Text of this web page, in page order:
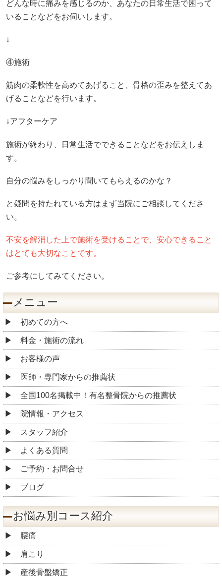
どんな時に痛みを感じるのか、あなたの日常生活で困って
いることなどをお伺いします。
↓
④施術
筋肉の柔軟性を高めてあげること、骨格の歪みを整えてあ
げることなどを行います。
↓アフターケア
施術が終わり、日常生活でできることなどをお伝えしま
す。
自分の悩みをしっかり聞いてもらえるのかな？
と疑問を持たれている方はまず当院にご相談してくださ
い。
不安を解消した上で施術を受けることで、安心できること
はとても大切なことです。
ご参考にしてみてください。
メニュー
初めての方へ
料金・施術の流れ
お客様の声
医師・専門家からの推薦状
全国100名掲載中！有名整骨院からの推薦状
院情報・アクセス
スタッフ紹介
よくある質問
ご予約・お問合せ
ブログ
お悩み別コース紹介
腰痛
肩こり
産後骨盤矯正